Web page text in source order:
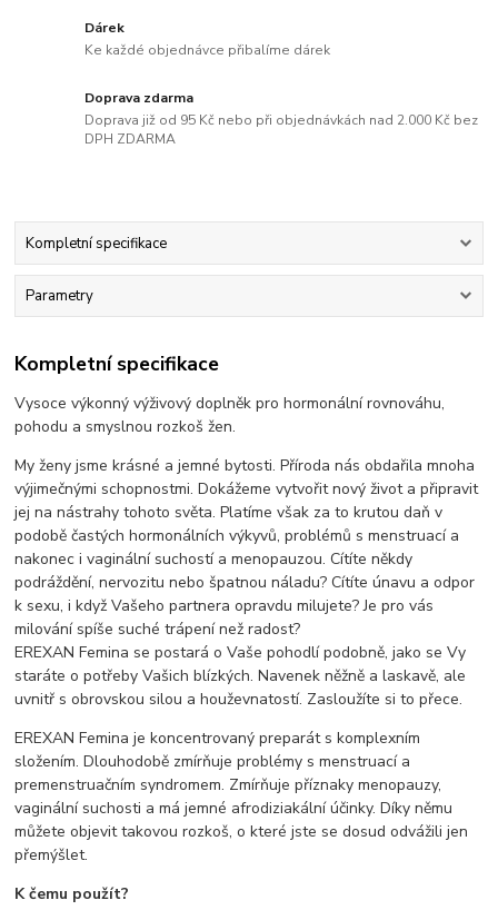
Dárek
Ke každé objednávce přibalíme dárek
Doprava zdarma
Doprava již od 95 Kč nebo při objednávkách nad 2.000 Kč bez
DPH ZDARMA
Kompletní specifikace
Parametry
Kompletní specifikace
Vysoce výkonný výživový doplněk pro hormonální rovnováhu,
pohodu a smyslnou rozkoš žen.
My ženy jsme krásné a jemné bytosti. Příroda nás obdařila mnoha
výjimečnými schopnostmi. Dokážeme vytvořit nový život a připravit
jej na nástrahy tohoto světa. Platíme však za to krutou daň v
podobě častých hormonálních výkyvů, problémů s menstruací a
nakonec i vaginální suchostí a menopauzou. Cítíte někdy
podráždění, nervozitu nebo špatnou náladu? Cítíte únavu a odpor
k sexu, i když Vašeho partnera opravdu milujete? Je pro vás
milování spíše suché trápení než radost?
EREXAN Femina se postará o Vaše pohodlí podobně, jako se Vy
staráte o potřeby Vašich blízkých. Navenek něžně a laskavě, ale
uvnitř s obrovskou silou a houževnatostí. Zasloužíte si to přece.
EREXAN Femina je koncentrovaný preparát s komplexním
složením. Dlouhodobě zmírňuje problémy s menstruací a
premenstruačním syndromem. Zmírňuje příznaky menopauzy,
vaginální suchosti a má jemné afrodiziakální účinky. Díky němu
můžete objevit takovou rozkoš, o které jste se dosud odvážili jen
přemýšlet.
K čemu použít?